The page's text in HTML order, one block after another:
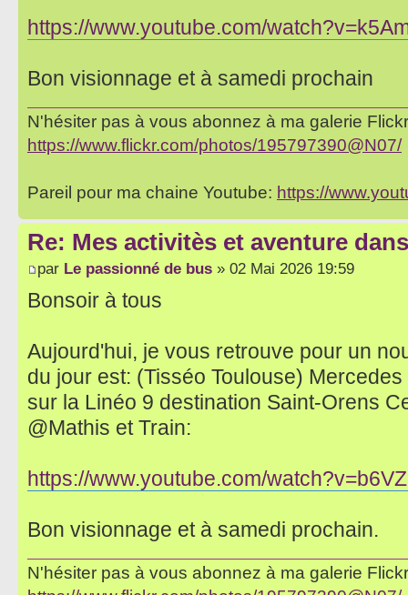
https://www.youtube.com/
Bon visionnage et à samedi prochain
N'hésiter pas à vous abonnez à ma galerie
https://www.flickr.com/photos/195797390@N07/
Pareil pour ma chaine Youtube: https://
Re: Mes activitès et aventure
par Le passionné de bus » 02 Mai 2026 19:59
Bonsoir à tous
Aujourd'hui, je vous retrouve pour un
du jour est: (Tisséo Toulouse)
sur la Linéo 9 destination Saint-Orens
@Mathis et Train:
https://www.youtube.com/
Bon visionnage et à samedi prochain.
N'hésiter pas à vous abonnez à ma galerie